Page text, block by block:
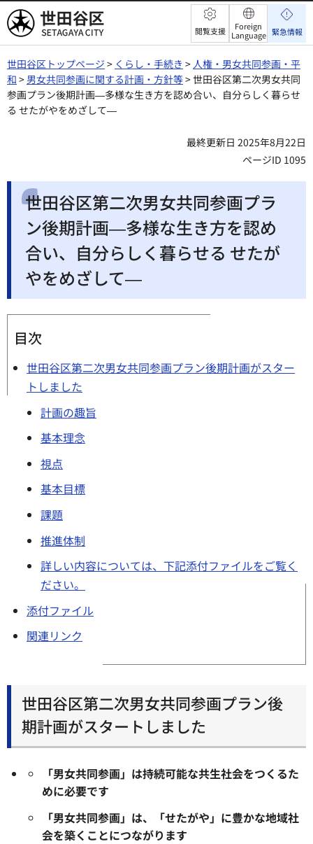
世田谷区 閲覧支援
Foreign
Language 緊急情報
世田谷区トップページ > くらし・手続き > 人権・男女共同参画・平
和 > 男女共同参画に関する計画・方針等> 世田谷区第二次男女共同
参画プラン後期計画―多様な生き方を認め合い、自分らしく暮らせ
る せたがやをめざして―
最終更新日 2025年8月22日
ページID 1095
世田谷区第二次男女共同参画プラ
ン後期計画―多様な生き方を認め
合い、自分らしく暮らせる せたが
やをめざして―
目次
世田谷区第二次男女共同参画プラン後期計画がスター
トしました
計画の趣旨
基本理念
視点
基本目標
課題
推進体制
詳しい内容については、下記添付ファイルをご覧く
ださい。
添付ファイル
関連リンク
世田谷区第二次男女共同参画プラン後
期計画がスタートしました
「男女共同参画」は持続可能な共生社会をつくるた
めに必要です
「男女共同参画」は、「せたがや」に豊かな地域社
会を築くことにつながります